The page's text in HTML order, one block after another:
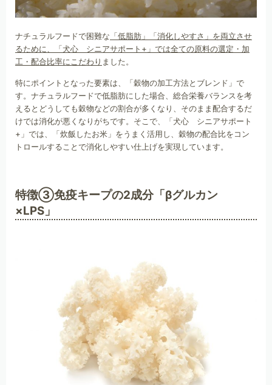
ナチュラルフードで困難な 「低脂肪」「消化しやすさ」を両立させ
るために、「犬心 シニアサポート+」では全ての原料の選定・加
工・配合比率にこだわり ました。
特にポイントとなった要素は、「穀物の加工方法とブレンド」で
す。ナチュラルフードで低脂肪にした場合、総合栄養バランスを考
えるとどうしても穀物などの割合が多くなり、そのまま配合するだ
けでは消化が悪くなりがちです。そこで、「犬心 シニアサポート
+」では、「炊飯したお米」をうまく活用し、穀物の配合比をコン
トロールすることで消化しやすい仕上げを実現しています。
特徴③免疫キープの2成分「βグルカン
×LPS」